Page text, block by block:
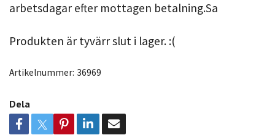
arbetsdagar efter mottagen betalning.Sa
Produkten är tyvärr slut i lager. :(
Artikelnummer: 36969
Dela